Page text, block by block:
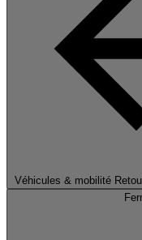
Véhicules & mobilité